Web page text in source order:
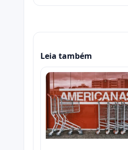
Leia também